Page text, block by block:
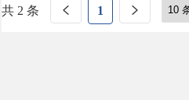
共 2 条 1